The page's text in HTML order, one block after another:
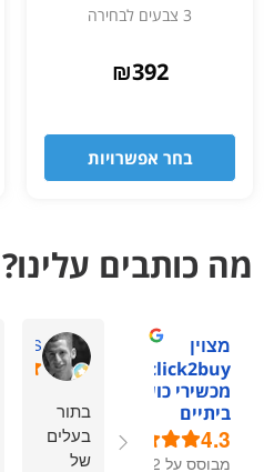
3 צבעים לבחירה
₪392
בחר אפשרויות
מה כותבים עלינו?
מצוין
מכשירי כושר
ביתיים
4.3
מבוסס על 92
David S.
בתור
בעלים
של